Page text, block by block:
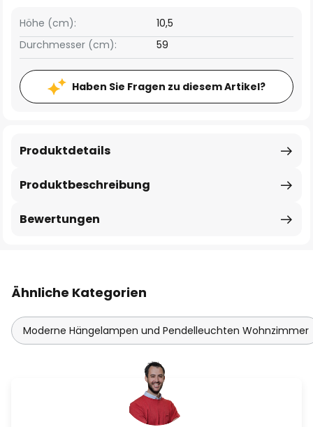
Höhe (cm):
10,5
Durchmesser (cm):
59
Haben Sie Fragen zu diesem Artikel?
Produktbeschreibung
Produktdetails
Bewertungen
Ähnliche Kategorien
Moderne Hängelampen und Pendelleuchten Wohnzimmer